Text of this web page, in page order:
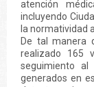
atención
incluyendo
la normatividad
De tal manera
realizado 165
seguimiento al
generados en